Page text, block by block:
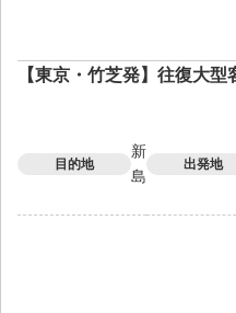
【東京・竹芝発】往復大
目的地
新
島
出発地